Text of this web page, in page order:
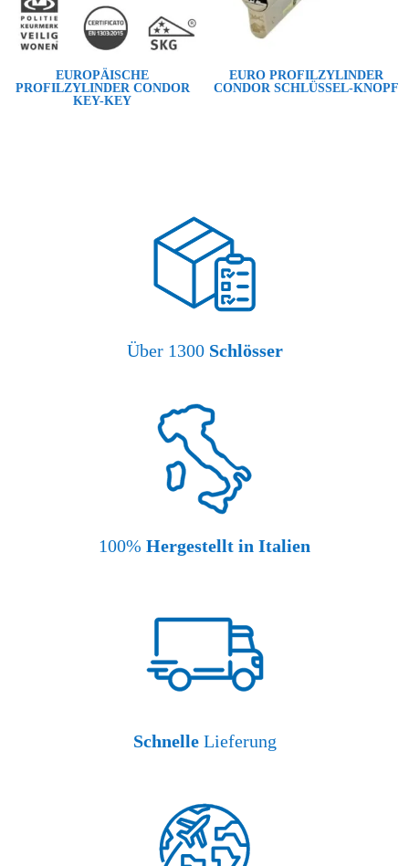
EUROPÄISCHE
PROFILZYLINDER CONDOR
KEY-KEY
EURO PROFILZYLINDER
CONDOR SCHLÜSSEL-KNOPF
Über 1300 Schlösser
100% Hergestellt in Italien
SchnelleLieferung